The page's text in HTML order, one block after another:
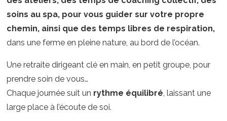
soins au spa, pour vous guider sur votre propre
chemin, ainsi que des temps libres de respiration,
dans une ferme en pleine nature, au bord de l’océan.
Une retraite dirigeant clé en main, en petit groupe, pour
prendre soin de vous…
Chaque journée suit un rythme équilibré, laissant une
large place à l’écoute de soi.